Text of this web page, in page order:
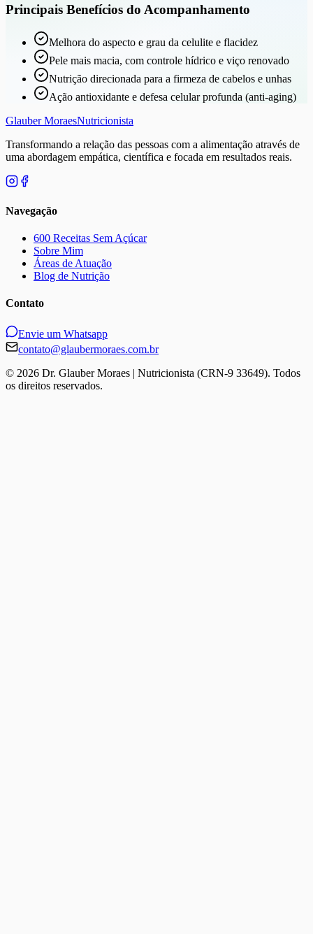
Principais Benefícios do Acompanhamento
Melhora do aspecto e grau da celulite e flacidez
Pele mais macia, com controle hídrico e viço renovado
Nutrição direcionada para a firmeza de cabelos e unhas
Ação antioxidante e defesa celular profunda (anti-aging)
Glauber MoraesNutricionista
Transformando a relação das pessoas com a alimentação através de
uma abordagem empática, científica e focada em resultados reais.
Navegação
600 Receitas Sem Açúcar
Sobre Mim
Áreas de Atuação
Blog de Nutrição
Contato
Envie um Whatsapp
contato@glaubermoraes.com.br
© 2026 Dr. Glauber Moraes | Nutricionista (CRN-9 33649). Todos
os direitos reservados.